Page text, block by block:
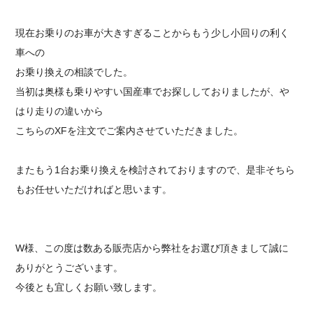
現在お乗りのお車が大きすぎることからもう少し小回りの利く
車への
お乗り換えの相談でした。
当初は奥様も乗りやすい国産車でお探ししておりましたが、や
はり走りの違いから
こちらのXFを注文でご案内させていただきました。
またもう1台お乗り換えを検討されておりますので、是非そちら
もお任せいただければと思います。
W様、この度は数ある販売店から弊社をお選び頂きまして誠に
ありがとうございます。
今後とも宜しくお願い致します。